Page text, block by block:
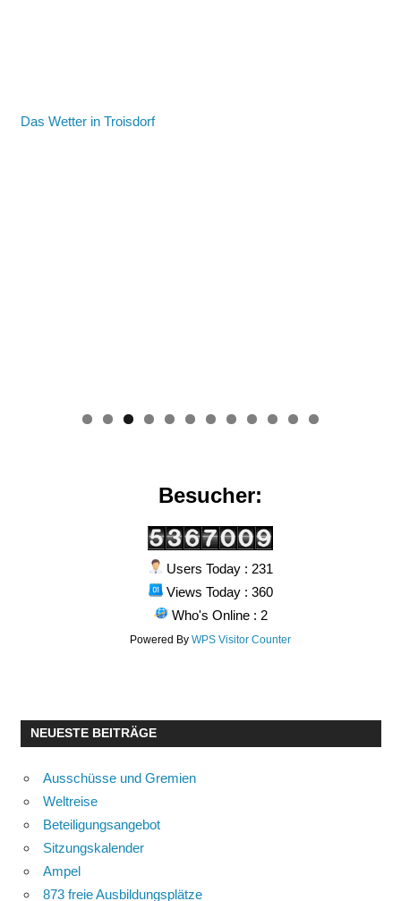
Das Wetter in Troisdorf
0 1 2
Besucher:
Users Today : 231
Views Today : 360
Who's Online : 2
Powered ByWPS Visitor Counter
NEUESTE BEITRÄGE
Ausschüsse und Gremien
Weltreise
Beteiligungsangebot
Sitzungskalender
Ampel
873 freie Ausbildungsplätze